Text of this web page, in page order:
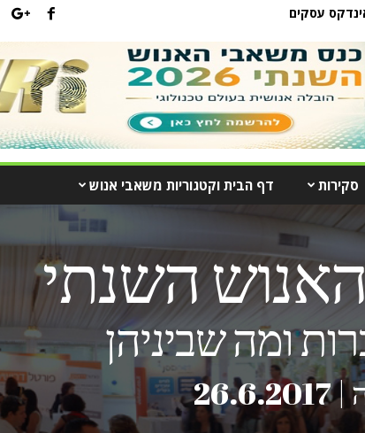
עסקים
סקירות דף הבית וקטגוריות משאבי אנוש
השנתי
ומה שביניהן